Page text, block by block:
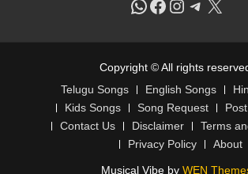
WhatsApp
Facebook
Instagram
X
Copyright © All rights
Telugu Songs
English Songs
Kids Songs
Song Request
Contact Us
Disclaimer
Terms
Privacy Policy
About
Musical Vibe byWEN